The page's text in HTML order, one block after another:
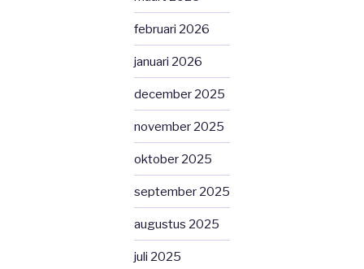
februari 2026
januari 2026
december 2025
november 2025
oktober 2025
september 2025
augustus 2025
juli 2025